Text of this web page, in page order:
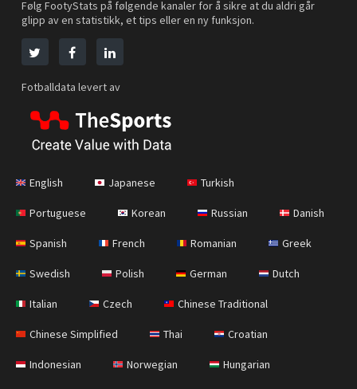
Følg FootyStats på følgende kanaler for å sikre at du aldri går
glipp av en statistikk, et tips eller en ny funksjon.
Fotballdata levert av
English Japanese Turkish
Portuguese Korean Russian Danish
Spanish French Romanian Greek
Swedish Polish German Dutch
Italian Czech Chinese Traditional
Chinese Simplified Thai Croatian
Indonesian Norwegian Hungarian